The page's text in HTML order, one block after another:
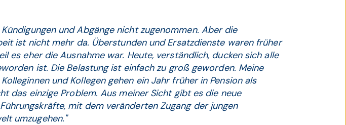
und Abgänge nicht zugenommen. Aber die
ist nicht mehr da. Überstunden und Ersatzdienste waren früher
es eher die Ausnahme war. Heute, verständlich, ducken sich alle
ist. Die Belastung ist einfach zu groß geworden. Meine
und Kollegen gehen ein Jahr früher in Pension als
das einzige Problem. Aus meiner Sicht gibt es die neue
mit dem veränderten Zugang der jungen
umzugehen."